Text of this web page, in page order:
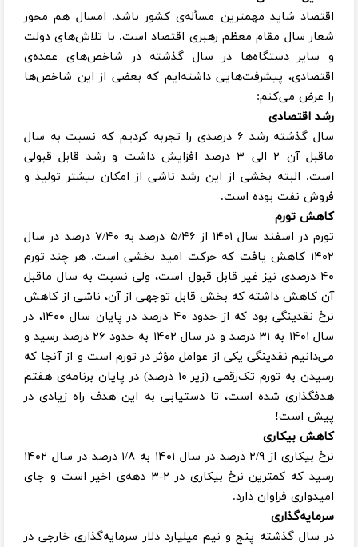
اقتصاد شاید مهمترین مسأله‌ی کشور باشد. امسال هم محور
شعار سال مقام معظم رهبری اقتصاد است. با تلاش‌های دولت
و سایر دستگاه‌ها در سال گذشته در شاخص‌های عمده‌ی
اقتصادی، پیشرفت‌هایی داشته‌ایم که بعضی از این شاخص‌ها
را عرض می‌کنم:
رشد اقتصادی
سال گذشته رشد ۶ درصدی را تجربه کردیم که نسبت به سال
ماقبل آن ۲ الی ۳ درصد افزایش داشت و رشد قابل قبولی
است. البته بخشی از این رشد ناشی از امکان بیشتر تولید و
فروش نفت بوده است.
کاهش تورم
تورم در اسفند سال ۱۴۰۱ از ۵/۴۶ درصد به ۷/۴۰ درصد در سال
۱۴۰۲ کاهش یافت که حرکت امید بخشی است. هر چند تورم
۴۰ درصدی نیز غیر قابل قبول است، ولی نسبت به سال ماقبل
آن کاهش داشته که بخش قابل توجهی از آن، ناشی از کاهش
نرخ نقدینگی بود که از حدود ۴۰ درصد در پایان سال ۱۴۰۰، در
سال ۱۴۰۱ به ۳۱ درصد و در سال ۱۴۰۲ به حدود ۲۶ درصد رسید و
می‌دانیم نقدینگی یکی از عوامل مؤثر در تورم است و از آنجا که
رسیدن به تورم تک‌رقمی (زیر ۱۰ درصد) در پایان برنامه‌ی هفتم
هدفگذاری شده است، تا دستیابی به این هدف راه زیادی در
پیش است!
کاهش بیکاری
نرخ بیکاری از ۲/۹ درصد در سال ۱۴۰۱ به ۱/۸ درصد در سال ۱۴۰۲
رسید که کمترین نرخ بیکاری در ۲-۳ دهه‌ی اخیر است و جای
امیدواری فراوان دارد.
سرمایه‌گذاری
در سال گذشته پنج و نیم میلیارد دلار سرمایه‌گذاری خارجی در